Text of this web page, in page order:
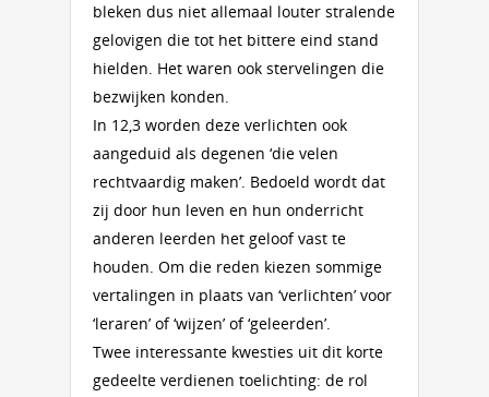
bleken dus niet allemaal louter stralende
gelovigen die tot het bittere eind stand
hielden. Het waren ook stervelingen die
bezwijken konden.
In 12,3 worden deze verlichten ook
aangeduid als degenen ‘die velen
rechtvaardig maken’. Bedoeld wordt dat
zij door hun leven en hun onderricht
anderen leerden het geloof vast te
houden. Om die reden kiezen sommige
vertalingen in plaats van ‘verlichten’ voor
‘leraren’ of ‘wijzen’ of ‘geleerden’.
Twee interessante kwesties uit dit korte
gedeelte verdienen toelichting: de rol